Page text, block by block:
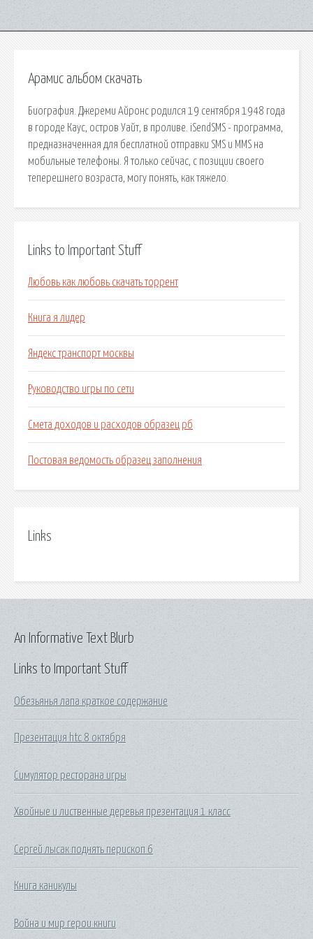
Арамис альбом скачать
Биография. Джереми Айронс родился 19 сентября 1948 года
в городе Каус, остров Уайт, в проливе. iSendSMS - программа,
предназначенная для бесплатной отправки SMS и MMS на
мобильные телефоны. Я только сейчас, с позиции своего
теперешнего возраста, могу понять, как тяжело.
Links to Important Stuff
Любовь как любовь скачать торрент
Книга я лидер
Яндекс транспорт москвы
Руководство игры по сети
Смета доходов и расходов образец рб
Постовая ведомость образец заполнения
Links
Links to Important Stuff
Обезьянья лапа краткое содержание
Презентация htc 8 октября
Симулятор ресторана игры
Хвойные и лиственные деревья презентация 1 класс
Сергей лысак поднять перископ 6
Книга каникулы
Война и мир герои книги
An Informative Text Blurb